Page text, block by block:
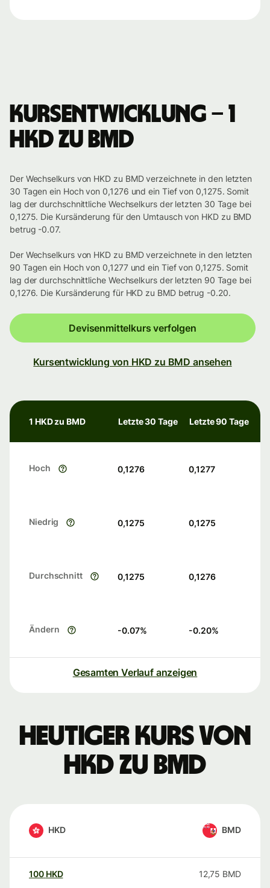
Kursentwicklung – 1
HKD zu BMD
Der Wechselkurs von HKD zu BMD verzeichnete in den letzten
30 Tagen ein Hoch von 0,1276 und ein Tief von 0,1275. Somit
lag der durchschnittliche Wechselkurs der letzten 30 Tage bei
0,1275. Die Kursänderung für den Umtausch von HKD zu BMD
betrug -0.07.
Der Wechselkurs von HKD zu BMD verzeichnete in den letzten
90 Tagen ein Hoch von 0,1277 und ein Tief von 0,1275. Somit
lag der durchschnittliche Wechselkurs der letzten 90 Tage bei
0,1276. Die Kursänderung für HKD zu BMD betrug -0.20.
Devisenmittelkurs verfolgen
Kursentwicklung von HKD zu BMD ansehen
1 HKD zu BMD Letzte 30 Tage Letzte 90 Tage
Hoch 0,1276 0,1277
Niedrig 0,1275 0,1275
Durchschnitt 0,1275 0,1276
Ändern -0.07% -0.20%
Gesamten Verlauf anzeigen
Heutiger Kurs von
HKD zu BMD
HKD BMD
100 HKD 12,75 BMD